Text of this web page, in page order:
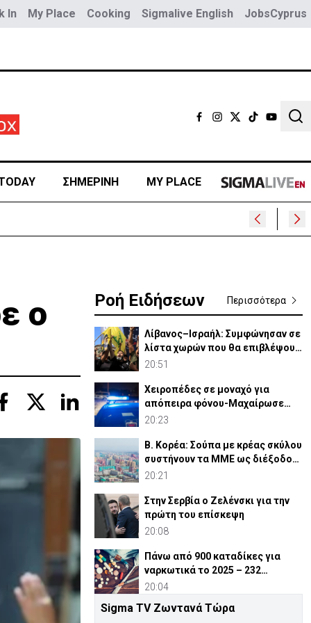
In My Place Cooking Sigmalive English JobsCyprus
ΣΗΜΕΡΙΝΗ MY PLACE
ο
Ροή Ειδήσεων Περισσότερα
Λίβανος–Ισραήλ: Συμφώνησαν σε
λίστα χωρών που θα επιβλέψουν
αφοπλισμό Χεζμπολά
20:51
Χειροπέδες σε μοναχό για
απόπειρα φόνου-Μαχαίρωσε
στο λαιμό 53χρονο
20:23
Β. Κορέα: Σούπα με κρέας σκύλου
συστήνουν τα MME ως διέξοδο
στον καύσωνα
20:21
Στην Σερβία ο Ζελένσκι για την
πρώτη του επίσκεψη
20:08
Πάνω από 900 καταδίκες για
ναρκωτικά το 2025 – 232
ναρκέμποροι στη φυλακή
20:04
Ουστέλ και Ερτουγρούλογλου
Sigma TV Ζωντανά Τώρα